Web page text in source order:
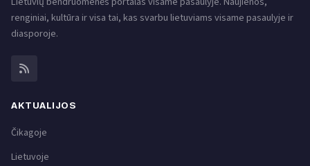
renginiai, kultūra ir visa tai, kas svarbu lietuviams visame pasaulyje ir
diasporoje.
AKTUALIJOS
Čikagoje
Lietuvoje